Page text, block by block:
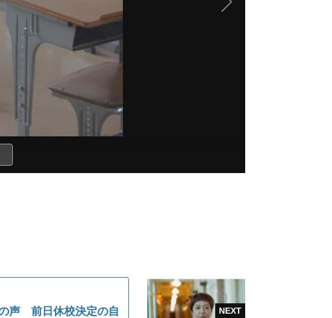
声 前日休校決定の自